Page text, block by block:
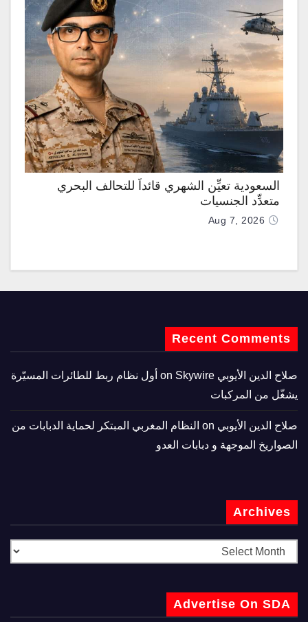
السعودية تعيِّن الشهري قائداً للتحالف البحري
متعدِّد الجنسيات
Aug 7, 2026
Recent Comments
صلاح الدين الأيوبي
Skywire أول نظام ربط للطائرات المسيّرة
يشغّل من المركبات
صلاح الدين الأيوبي
النظام المغربي المبتكر لحماية الدبابات من
الصواريخ الموجهة و دبابات العدو
Archives
Advertise On SDA